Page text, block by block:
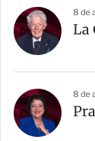
8 de
La
8 de